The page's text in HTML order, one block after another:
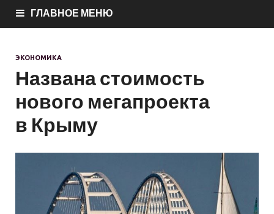
ГЛАВНОЕ МЕНЮ
ЭКОНОМИКА
Названа стоимость
нового мегапроекта
в Крыму